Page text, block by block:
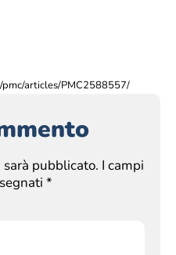
articles/PMC2588557/
pubblicato. I campi
*